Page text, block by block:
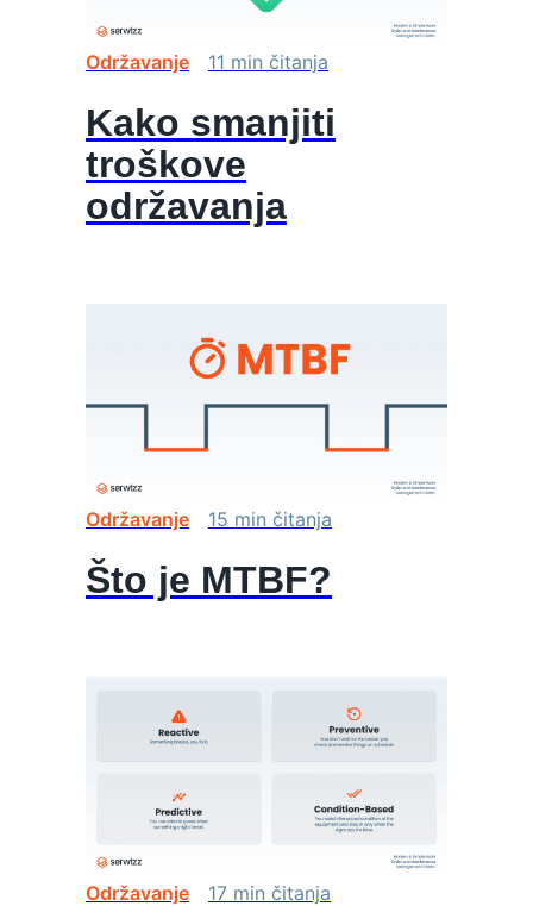
Održavanje 11 min čitanja
Kako smanjiti
troškove
održavanja
Održavanje 15 min čitanja
Što je MTBF?
Održavanje 17 min čitanja